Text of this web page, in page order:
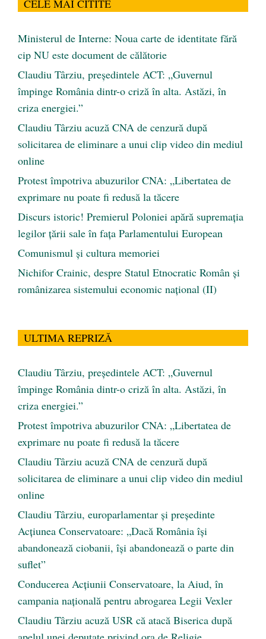
CELE MAI CITITE
Ministerul de Interne: Noua carte de identitate fără
cip NU este document de călătorie
Claudiu Târziu, președintele ACT: „Guvernul
împinge România dintr-o criză în alta. Astăzi, în
criza energiei.”
Claudiu Târziu acuză CNA de cenzură după
solicitarea de eliminare a unui clip video din mediul
online
Protest împotriva abuzurilor CNA: „Libertatea de
exprimare nu poate fi redusă la tăcere
Discurs istoric! Premierul Poloniei apără supremația
legilor țării sale în fața Parlamentului European
Comunismul şi cultura memoriei
Nichifor Crainic, despre Statul Etnocratic Român şi
românizarea sistemului economic naţional (II)
ULTIMA REPRIZĂ
Claudiu Târziu, președintele ACT: „Guvernul
împinge România dintr-o criză în alta. Astăzi, în
criza energiei.”
Protest împotriva abuzurilor CNA: „Libertatea de
exprimare nu poate fi redusă la tăcere
Claudiu Târziu acuză CNA de cenzură după
solicitarea de eliminare a unui clip video din mediul
online
Claudiu Târziu, europarlamentar și președinte
Acțiunea Conservatoare: „Dacă România își
abandonează ciobanii, își abandonează o parte din
suflet”
Conducerea Acțiunii Conservatoare, la Aiud, în
campania națională pentru abrogarea Legii Vexler
Claudiu Târziu acuză USR că atacă Biserica după